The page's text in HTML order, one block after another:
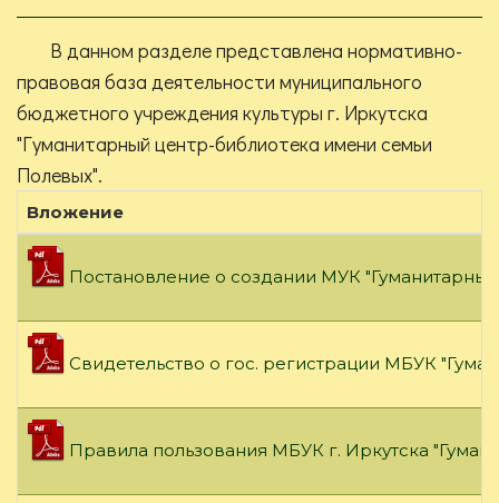
В данном разделе представлена нормативно-
правовая база деятельности муниципального
бюджетного учреждения культуры г. Иркутска
"Гуманитарный центр-библиотека имени семьи
Полевых".
Вложение
Постановление о создании МУК
Свидетельство о гос. регистрации МБУК
Правила пользования МБУК г. Иркутска